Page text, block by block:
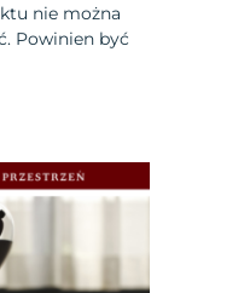
nie można
Powinien być